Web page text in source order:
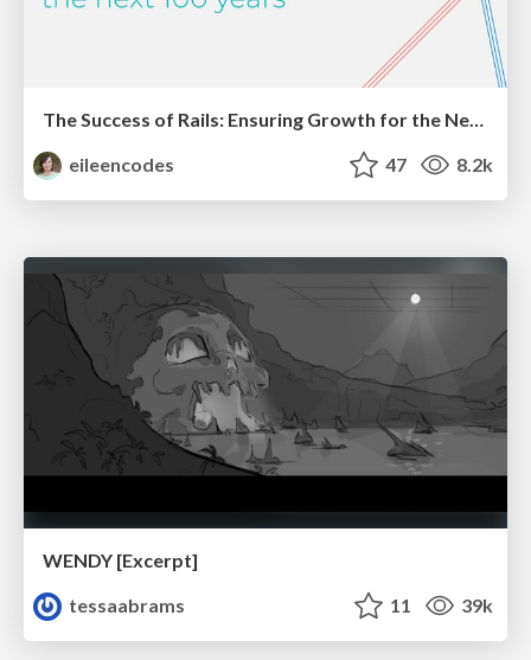
The Success of Rails: Ensuring Growth for the Next 100 Years
eileencodes
47 8.2k
WENDY [Excerpt]
tessaabrams
11 39k